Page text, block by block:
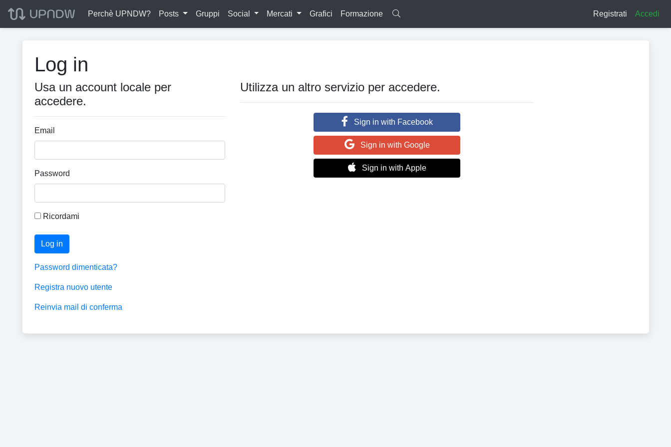
Perchè UPNDW? Posts Gruppi Social Mercati Grafici Formazione Registrati Accedi
Log in
Usa un account locale per
accedere.
Email
Password
Ricordami
Log in
Password dimenticata?
Registra nuovo utente
Reinvia mail di conferma
Utilizza un altro servizio per accedere.
Sign in with Facebook
Sign in with Google
Sign in with Apple